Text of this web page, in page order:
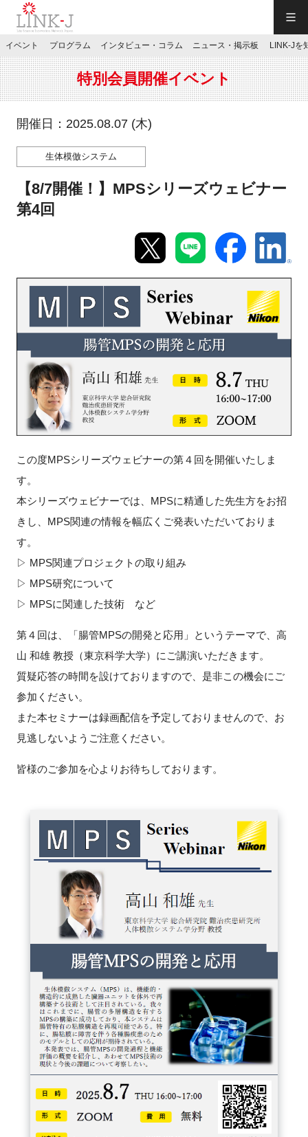
JP／EN
特別会員専用メニュー
施設ご予約
マイページ
新規登録
イベント
プログラム
ニュース・掲示板
LINK-Jを知る
特別会員
施設・アクセス
閉じる
イベント プログラム インタビュー・コラム ニュース・掲示板 LINK-Jを
特別会員開催イベント
開催日：2025.08.07 (木)
生体模倣システム
【8/7開催！】MPSシリーズウェビナー
第4回
この度MPSシリーズウェビナーの第４回を開催いたしま
す。
本シリーズウェビナーでは、MPSに精通した先生方をお招
きし、MPS関連の情報を幅広くご発表いただいておりま
す。
▷ MPS関連プロジェクトの取り組み
▷ MPS研究について
▷ MPSに関連した技術 など
第４回は、「腸管MPSの開発と応用」というテーマで、高
山 和雄 教授（東京科学大学）にご講演いただきます。
質疑応答の時間を設けておりますので、是非この機会にご
参加ください。
また本セミナーは録画配信を予定しておりませんので、お
見逃しないようご注意ください。
皆様のご参加を心よりお待ちしております。